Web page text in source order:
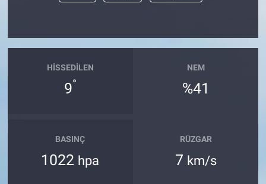
HISSEDILEN
9°
NEM
%41
BASINÇ
1022 hpa
RÜZGAR
7 km/s